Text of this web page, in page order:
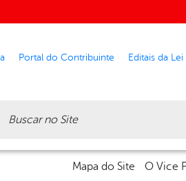
Portal do Contribuinte Editais da
Mapa do Site O Vice